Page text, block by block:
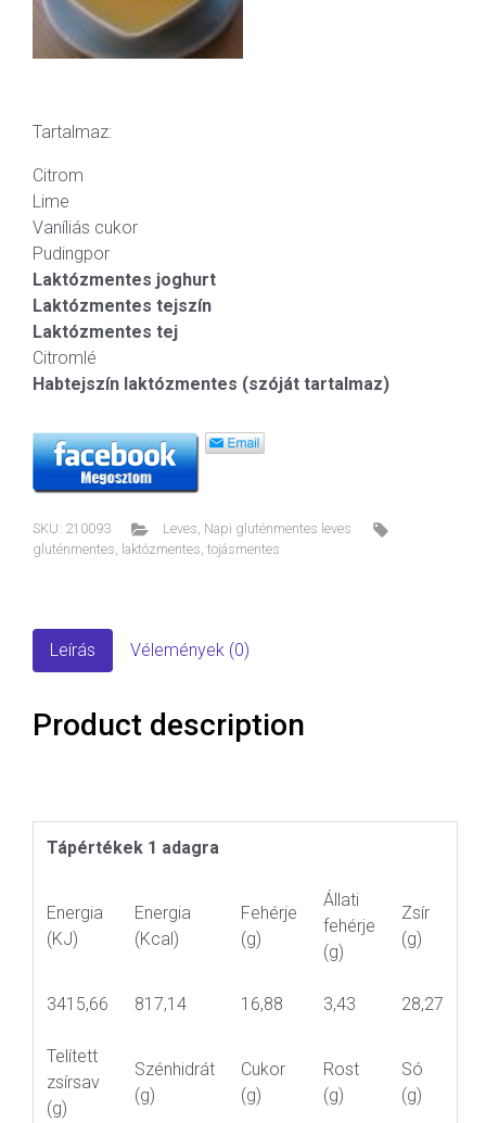
Tartalmaz:
Citrom
Lime
Vaníliás cukor
Pudingpor
Laktózmentes joghurt
Laktózmentes tejszín
Laktózmentes tej
Citromlé
Habtejszín laktózmentes (szóját tartalmaz)
SKU: 210093 Leves, Napi gluténmentes leves
gluténmentes, laktózmentes, tojásmentes
Leírás Vélemények (0)
Product description
Tápértékek 1 adagra
Energia
(KJ)
Energia
(Kcal)
Fehérje
(g)
Állati
fehérje
(g)
Zsír
(g)
3415,66 817,14 16,88 3,43 28,27
Telített
zsírsav
(g)
Szénhidrát
(g)
Cukor
(g)
Rost
(g)
Só
(g)